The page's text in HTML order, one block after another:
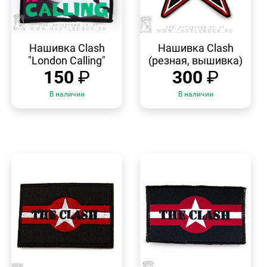
ПРОСМОТР
Нашивка Clash
"London Calling"
150 ₽
В наличии
ПРОСМОТР
Нашивка Clash
(резная, вышивка)
300 ₽
В наличии